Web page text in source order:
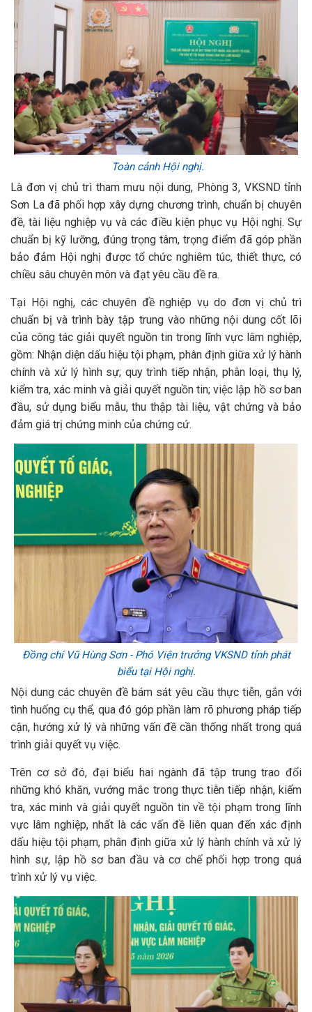
Toàn cảnh Hội nghị.
Là đơn vị chủ trì tham mưu nội dung, Phòng 3, VKSND tỉnh
Sơn La đã phối hợp xây dựng chương trình, chuẩn bị chuyên
đề, tài liệu nghiệp vụ và các điều kiện phục vụ Hội nghị. Sự
chuẩn bị kỹ lưỡng, đúng trọng tâm, trọng điểm đã góp phần
bảo đảm Hội nghị được tổ chức nghiêm túc, thiết thực, có
chiều sâu chuyên môn và đạt yêu cầu đề ra.
Tại Hội nghị, các chuyên đề nghiệp vụ do đơn vị chủ trì
chuẩn bị và trình bày tập trung vào những nội dung cốt lõi
của công tác giải quyết nguồn tin trong lĩnh vực lâm nghiệp,
gồm: Nhận diện dấu hiệu tội phạm, phân định giữa xử lý hành
chính và xử lý hình sự; quy trình tiếp nhận, phân loại, thụ lý,
kiểm tra, xác minh và giải quyết nguồn tin; việc lập hồ sơ ban
đầu, sử dụng biểu mẫu, thu thập tài liệu, vật chứng và bảo
đảm giá trị chứng minh của chứng cứ.
Đồng chí Vũ Hùng Sơn - Phó Viện trưởng VKSND tỉnh phát
biểu tại Hội nghị.
Nội dung các chuyên đề bám sát yêu cầu thực tiễn, gắn với
tình huống cụ thể, qua đó góp phần làm rõ phương pháp tiếp
cận, hướng xử lý và những vấn đề cần thống nhất trong quá
trình giải quyết vụ việc.
Trên cơ sở đó, đại biểu hai ngành đã tập trung trao đổi
những khó khăn, vướng mắc trong thực tiễn tiếp nhận, kiểm
tra, xác minh và giải quyết nguồn tin về tội phạm trong lĩnh
vực lâm nghiệp, nhất là các vấn đề liên quan đến xác định
dấu hiệu tội phạm, phân định giữa xử lý hành chính và xử lý
hình sự, lập hồ sơ ban đầu và cơ chế phối hợp trong quá
trình xử lý vụ việc.